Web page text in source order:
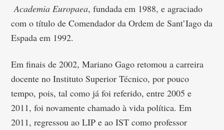
Academia Europaea, fundada em 1988, e agraciado
com o título de Comendador da Ordem de Sant’Iago da
Espada em 1992.
Em finais de 2002, Mariano Gago retomou a carreira
docente no Instituto Superior Técnico, por pouco
tempo, pois, tal como já foi referido, entre 2005 e
2011, foi novamente chamado à vida política. Em
2011, regressou ao LIP e ao IST como professor